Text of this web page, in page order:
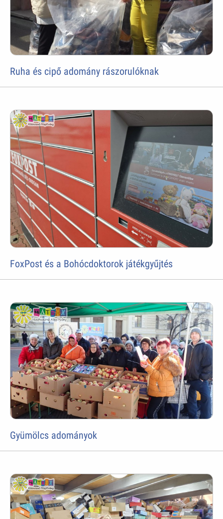
Ruha és cipő adomány rászorulóknak
FoxPost és a Bohócdoktorok játékgyűjtés
Gyümölcs adományok